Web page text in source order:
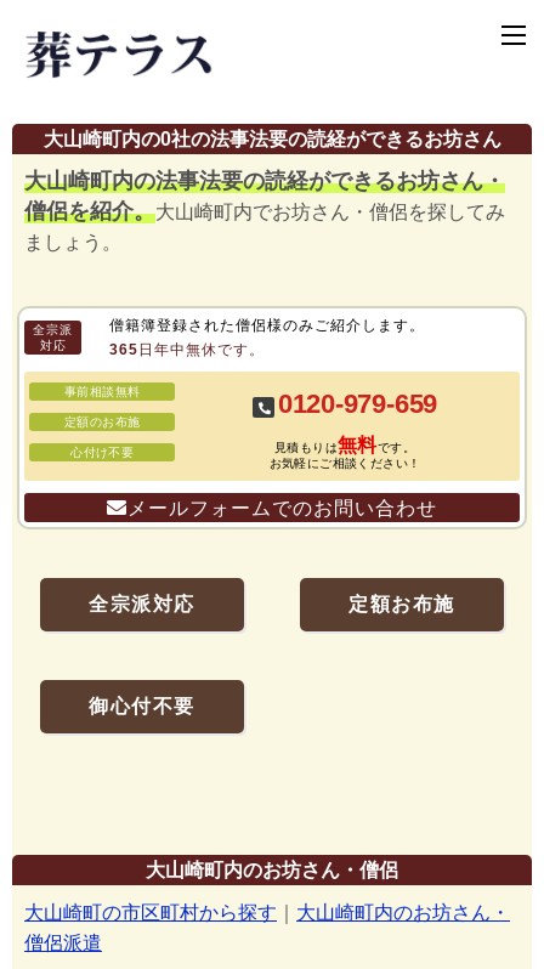
大山崎町内の0社の法事法要の読経ができるお坊さん
大山崎町内の法事法要の読経ができるお坊さん・
僧侶を紹介。大山崎町内でお坊さん・僧侶を探してみ
ましょう。
全宗派
対応
僧籍簿登録された僧侶様のみご紹介します。
365日年中無休です。
事前相談無料
定額のお布施
心付け不要
0120-979-659
見積もりは無料です。
お気軽にご相談ください！
メールフォームでのお問い合わせ
全宗派対応 定額お布施
御心付不要
大山崎町内のお坊さん・僧侶
大山崎町の市区町村から探す
大山崎町内のお坊さん・
僧侶派遣